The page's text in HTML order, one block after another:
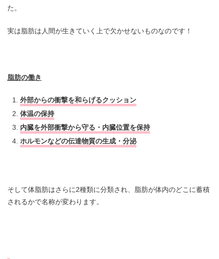
た。
実は脂肪は人間が生きていく上で欠かせないものなのです！
脂肪の働き
外部からの衝撃を和らげるクッション
体温の保持
内臓を外部衝撃から守る・内臓位置を保持
ホルモンなどの伝達物質の生成・分泌
そして体脂肪はさらに2種類に分類され、脂肪が体内のどこに蓄積
されるかで名称が変わります。